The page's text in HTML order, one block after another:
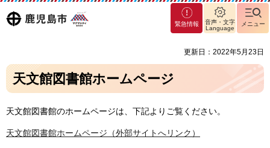
鹿児島
マグ
マシ
緊急情報
音声・文字
Language
メニュー
更新日：2022年5月23日
天文館図書館ホームページ
天文館図書館のホームページは、下記よりご覧ください。
天文館図書館ホームページ（外部サイトへリンク）